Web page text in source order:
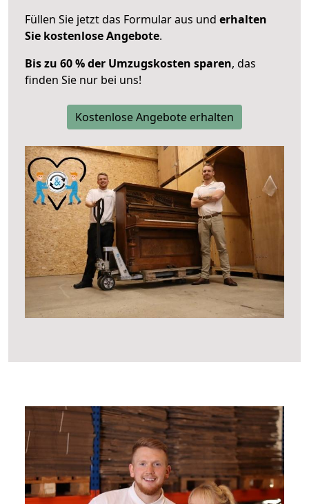
Füllen Sie jetzt das Formular aus und erhalten
Sie kostenlose Angebote.
Bis zu 60 % der Umzugskosten sparen, das
finden Sie nur bei uns!
Kostenlose Angebote erhalten